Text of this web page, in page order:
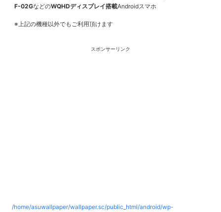
F-02GなどのWQHDディスプレイ搭載Androidスマホ
※上記の機種以外でもご利用頂けます
スポンサーリンク
/home/asuwallpaper/wallpaper.sc/public_html/android/wp-